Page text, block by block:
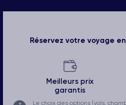
Réservez votre voyage
Meilleurs prix
garantis
Le choix des options (vols,